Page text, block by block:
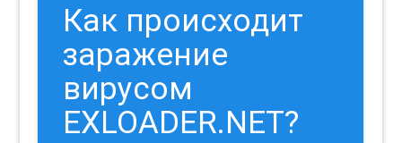
Как происходит
заражение
вирусом
EXLOADER.NET?